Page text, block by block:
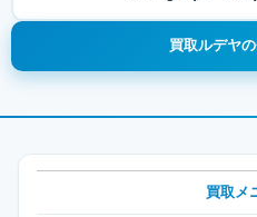
買取ルデヤ
買取メ